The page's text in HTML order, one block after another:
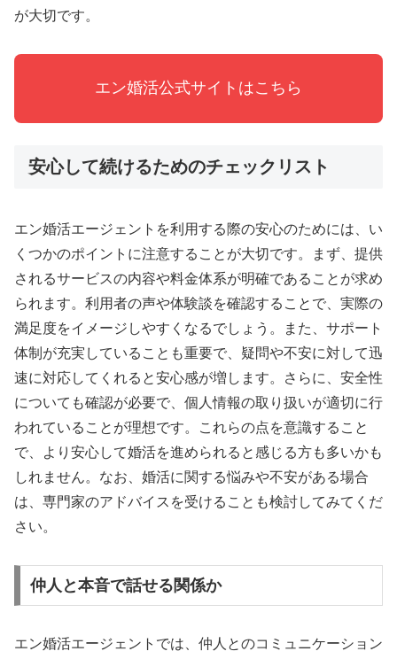
が大切です。
エン婚活公式サイトはこちら
安心して続けるためのチェックリスト
エン婚活エージェントを利用する際の安心のためには、い
くつかのポイントに注意することが大切です。まず、提供
されるサービスの内容や料金体系が明確であることが求め
られます。利用者の声や体験談を確認することで、実際の
満足度をイメージしやすくなるでしょう。また、サポート
体制が充実していることも重要で、疑問や不安に対して迅
速に対応してくれると安心感が増します。さらに、安全性
についても確認が必要で、個人情報の取り扱いが適切に行
われていることが理想です。これらの点を意識すること
で、より安心して婚活を進められると感じる方も多いかも
しれません。なお、婚活に関する悩みや不安がある場合
は、専門家のアドバイスを受けることも検討してみてくだ
さい。
仲人と本音で話せる関係か
エン婚活エージェントでは、仲人とのコミュニケーション